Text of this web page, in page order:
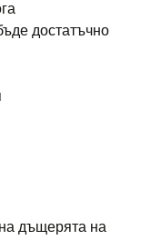
достатъчно
дъщерята на